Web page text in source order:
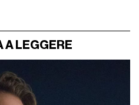
A LEGGERE